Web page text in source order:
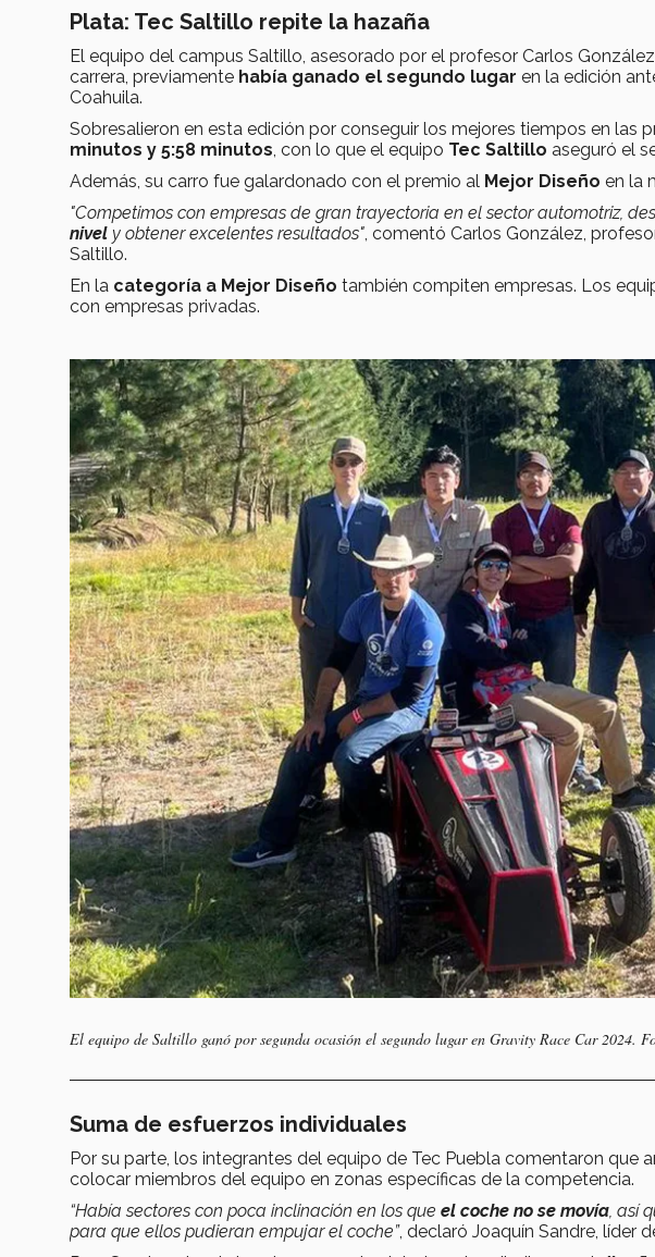
Plata: Tec Saltillo repite la hazaña
El equipo del campus Saltillo, asesorado por el profesor Carlos
carrera, previamente había ganado el segundo lugar en la edición
Coahuila.
Sobresalieron en esta edición por conseguir los mejores tiempos en las
minutos y 5:58 minutos, con lo que el equipo Tec Saltillo aseguró el
Además, su carro fue galardonado con el premio al Mejor Diseño en la
"Competimos con empresas de gran trayectoria en el sector automotriz,
nivel y obtener excelentes resultados", comentó Carlos González,
Saltillo.
En la categoría a Mejor Diseño también compiten empresas. Los
con empresas privadas.
El equipo de Saltillo ganó por segunda ocasión el segundo lugar en Gravity Race Car 2024.
Suma de esfuerzos individuales
Por su parte, los integrantes del equipo de Tec Puebla comentaron que
colocar miembros del equipo en zonas específicas de la competencia.
“Había sectores con poca inclinación en los que el coche no se movía, así
para que ellos pudieran empujar el coche”, declaró Joaquín Sandre, líder